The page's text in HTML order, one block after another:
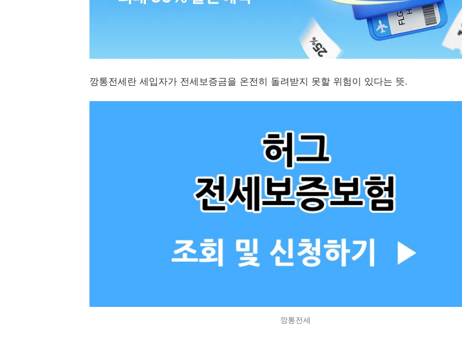
깡통전세란 세입자가 전세보증금을 온전히 돌려받지 못할 위험이 있다는 뜻.
깡통전세